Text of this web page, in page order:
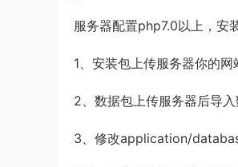
服务器配置php7.0以上，
1、安装包上传服务器你的
2、数据包上传服务器后导入
3、修改application/